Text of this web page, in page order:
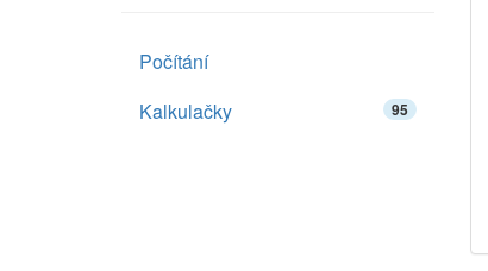
Počítání
Kalkulačky
95